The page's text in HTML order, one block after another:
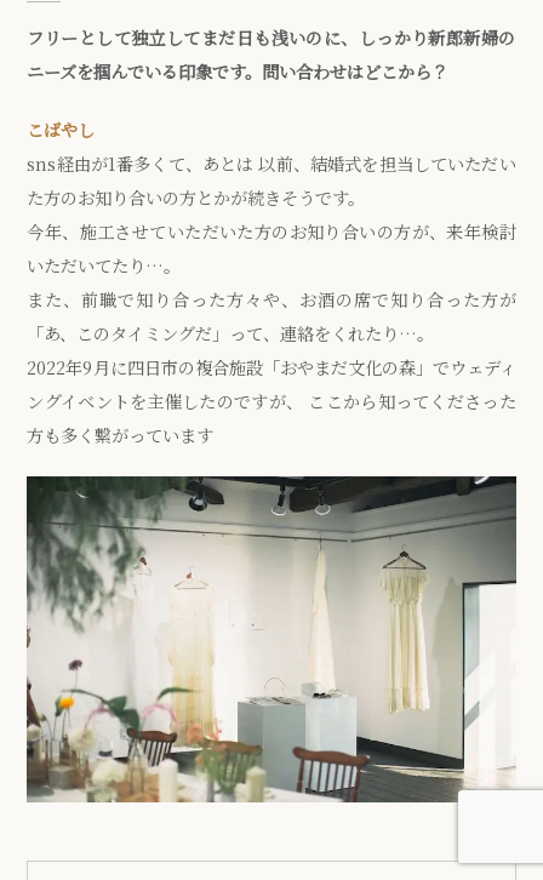
フリーとして独立してまだ日も浅いのに、しっかり新郎新婦の
ニーズを掴んでいる印象です。問い合わせはどこから？
こばやし
sns経由が1番多くて、あとは 以前、結婚式を担当していただい
た方のお知り合いの方とかが続きそうです。
今年、施工させていただいた方のお知り合いの方が、来年検討
いただいてたり…。
また、前職で知り合った方々や、お酒の席で知り合った方が
「あ、このタイミングだ」って、連絡をくれたり…。
2022年9月に四日市の複合施設「おやまだ文化の森」でウェディ
ングイベントを主催したのですが、 ここから知ってくださった
方も多く繋がっています